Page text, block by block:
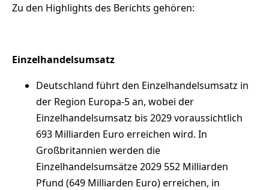
Zu den Highlights des Berichts gehören:
Einzelhandelsumsatz
Deutschland führt den Einzelhandelsumsatz in
der Region Europa-5 an, wobei der
Einzelhandelsumsatz bis 2029 voraussichtlich
693 Milliarden Euro erreichen wird. In
Großbritannien werden die
Einzelhandelsumsätze 2029 552 Milliarden
Pfund (649 Milliarden Euro) erreichen, in